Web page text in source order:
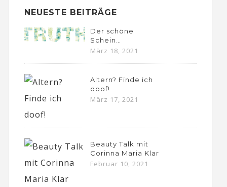
NEUESTE BEITRÄGE
Der schöne
Schein…
März 18, 2021
Altern? Finde ich
doof!
März 17, 2021
Beauty Talk mit
Corinna Maria Klar
Februar 10, 2021